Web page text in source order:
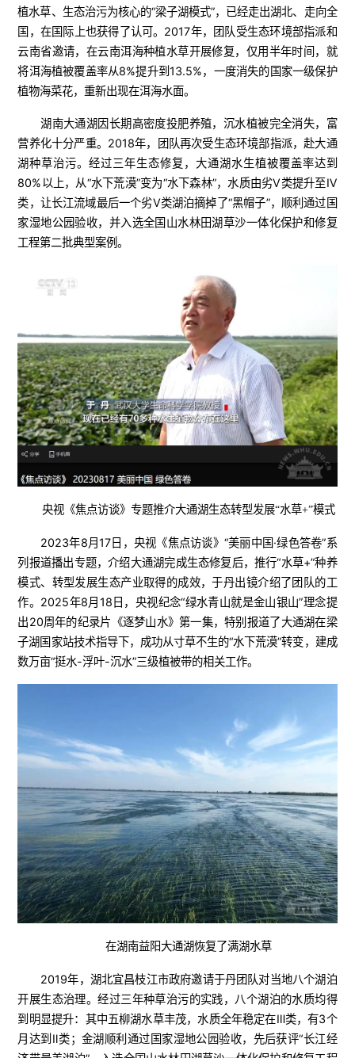
植水草、生态治污为核心的“梁子湖模式”，已经走出湖北、走向全
国，在国际上也获得了认可。2017年，团队受生态环境部指派和
云南省邀请，在云南洱海种植水草开展修复，仅用半年时间，就
将洱海植被覆盖率从8%提升到13.5%，一度消失的国家一级保护
植物海菜花，重新出现在洱海水面。
湖南大通湖因长期高密度投肥养殖，沉水植被完全消失，富
营养化十分严重。2018年，团队再次受生态环境部指派，赴大通
湖种草治污。经过三年生态修复，大通湖水生植被覆盖率达到
80%以上，从“水下荒漠”变为“水下森林”，水质由劣Ⅴ类提升至Ⅳ
类，让长江流域最后一个劣Ⅴ类湖泊摘掉了“黑帽子”，顺利通过国
家湿地公园验收，并入选全国山水林田湖草沙一体化保护和修复
工程第二批典型案例。
央视《焦点访谈》专题推介大通湖生态转型发展“水草+”模式
2023年8月17日，央视《焦点访谈》“美丽中国·绿色答卷”系
列报道播出专题，介绍大通湖完成生态修复后，推行“水草+”种养
模式、转型发展生态产业取得的成效，于丹出镜介绍了团队的工
作。2025年8月18日，央视纪念“绿水青山就是金山银山”理念提
出20周年的纪录片《逐梦山水》第一集，特别报道了大通湖在梁
子湖国家站技术指导下，成功从寸草不生的“水下荒漠”转变，建成
数万亩“挺水-浮叶-沉水”三级植被带的相关工作。
在湖南益阳大通湖恢复了满湖水草
2019年，湖北宜昌枝江市政府邀请于丹团队对当地八个湖泊
开展生态治理。经过三年种草治污的实践，八个湖泊的水质均得
到明显提升：其中五柳湖水草丰茂，水质全年稳定在Ⅲ类，有3个
月达到Ⅱ类；金湖顺利通过国家湿地公园验收，先后获评“长江经